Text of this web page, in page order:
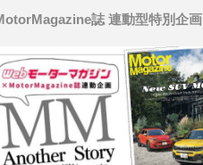
誌 連動型特別企画